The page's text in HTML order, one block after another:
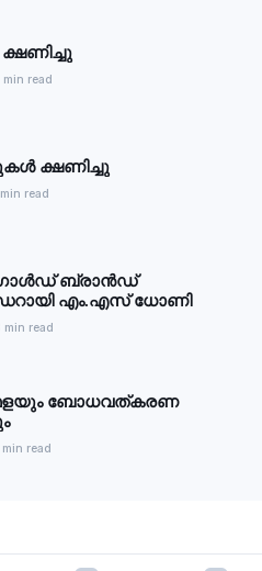
min read
ക്ഷണിച്ചു
read
ബ്രാന്‍ഡ്
എം.എസ് ധോണി
min read
ബോധവത്കരണ
min read